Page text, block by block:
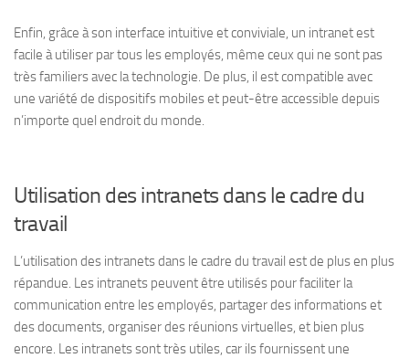
Enfin, grâce à son interface intuitive et conviviale, un intranet est
facile à utiliser par tous les employés, même ceux qui ne sont pas
très familiers avec la technologie. De plus, il est compatible avec
une variété de dispositifs mobiles et peut-être accessible depuis
n’importe quel endroit du monde.
Utilisation des intranets dans le cadre du
travail
L’utilisation des intranets dans le cadre du travail est de plus en plus
répandue. Les intranets peuvent être utilisés pour faciliter la
communication entre les employés, partager des informations et
des documents, organiser des réunions virtuelles, et bien plus
encore. Les intranets sont très utiles, car ils fournissent une